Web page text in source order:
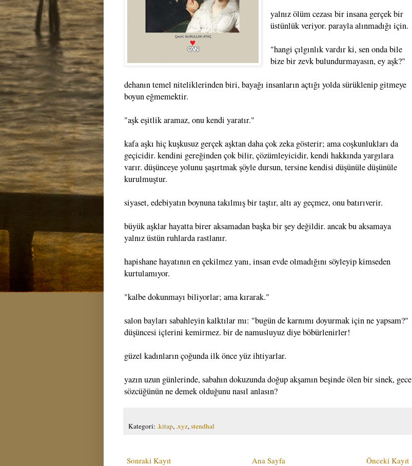
yalnız ölüm cezası bir insana gerçek bir
üstünlük veriyor. parayla alınmadığı için.
"hangi çılgınlık vardır ki, sen onda bile
bize bir zevk bulundurmayasın, ey aşk?"
dehanın temel niteliklerinden biri, bayağı insanların açtığı yolda sürüklenip gitmeye
boyun eğmemektir.
"aşk eşitlik aramaz, onu kendi yaratır."
kafa aşkı hiç kuşkusuz gerçek aşktan daha çok zeka gösterir; ama coşkunlukları da
geçicidir. kendini gereğinden çok bilir, çözümleyicidir, kendi hakkında yargılara
varır. düşünceye yolunu şaşırtmak şöyle dursun, tersine kendisi düşünüle düşünüle
kurulmuştur.
siyaset, edebiyatın boynuna takılmış bir taştır, altı ay geçmez, onu batırıverir.
büyük aşklar hayatta birer aksamadan başka bir şey değildir. ancak bu aksamaya
yalnız üstün ruhlarda rastlanır.
hapishane hayatının en çekilmez yanı, insan evde olmadığını söyleyip kimseden
kurtulamıyor.
"kalbe dokunmayı biliyorlar; ama kırarak."
salon bayları sabahleyin kalktılar mı: "bugün de karnımı doyurmak için ne yapsam?"
düşüncesi içlerini kemirmez. bir de namusluyuz diye böbürlenirler!
güzel kadınların çoğunda ilk önce yüz ihtiyarlar.
yazın uzun günlerinde, sabahın dokuzunda doğup akşamın beşinde ölen bir sinek, gece
sözcüğünün ne demek olduğunu nasıl anlasın?
Kategori: .kitap, .xyz,stendhal
Sonraki Kayıt Önceki Kayıt
Ana Sayfa